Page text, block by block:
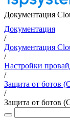
Документация
Документация
/
Документация
/
Настройки
/
Защита от ботов
/
Защита от ботов